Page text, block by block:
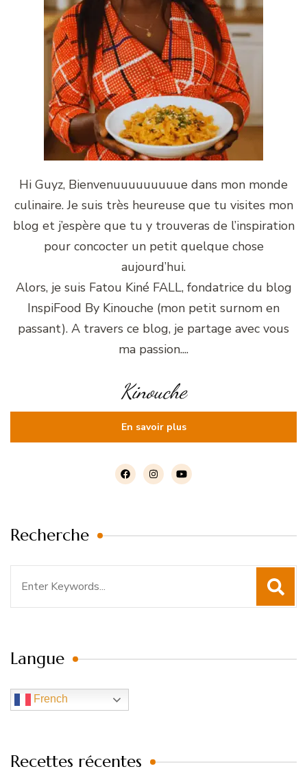
Hi Guyz, Bienvenuuuuuuuuue dans mon monde
culinaire. Je suis très heureuse que tu visites mon
blog et j’espère que tu y trouveras de l’inspiration
pour concocter un petit quelque chose
aujourd’hui.
Alors, je suis Fatou Kiné FALL, fondatrice du blog
InspiFood By Kinouche (mon petit surnom en
passant). A travers ce blog, je partage avec vous
ma passion....
Kinouche
En savoir plus
Recherche
Langue
French
Recettes récentes